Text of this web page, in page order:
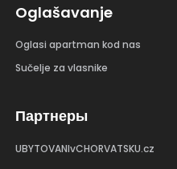
Oglašavanje
Oglasi apartman kod nas
Sučelje za vlasnike
Партнеры
UBYTOVANIvCHORVATSKU.cz